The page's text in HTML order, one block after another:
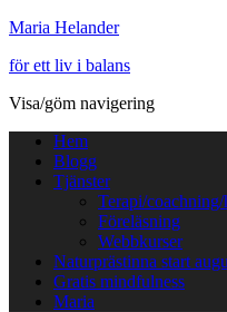
Maria Helander
för ett liv i balans
Visa/göm navigering
Hem
Blogg
Tjänster
Terapi/
Föreläsning
Webbkurser
Naturprästinna start
Gratis mindfulness
Maria